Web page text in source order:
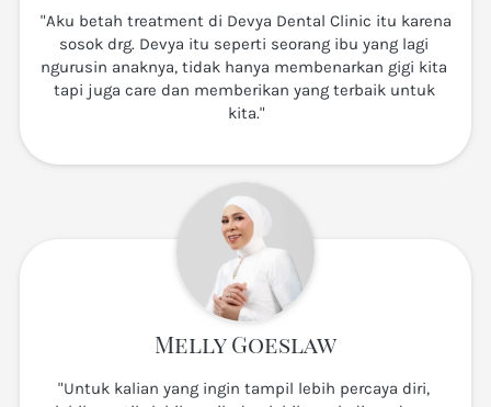
"Aku betah treatment di Devya Dental Clinic itu karena
sosok drg. Devya itu seperti seorang ibu yang lagi
ngurusin anaknya, tidak hanya membenarkan gigi kita
tapi juga care dan memberikan yang terbaik untuk
kita."
Melly Goeslaw
"Untuk kalian yang ingin tampil lebih percaya diri,